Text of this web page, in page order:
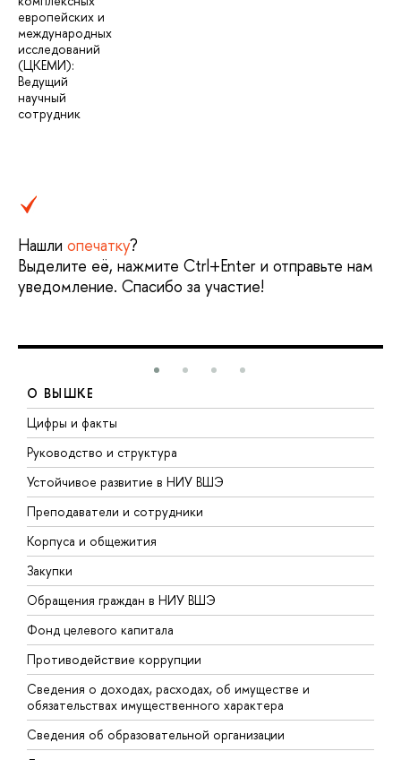
европейских и
международных
исследований
(ЦКЕМИ):
Ведущий
научный
сотрудник
Нашли опечатку?
Выделите её, нажмите Ctrl+Enter и отправьте нам
уведомление. Спасибо за участие!
О ВЫШКЕ
Цифры и факты
Руководство и структура
Устойчивое развитие в НИУ ВШЭ
Преподаватели и сотрудники
Корпуса и общежития
Закупки
Обращения граждан в НИУ ВШЭ
Фонд целевого капитала
Противодействие коррупции
Сведения о доходах, расходах, об имуществе и
обязательствах имущественного характера
Сведения об образовательной организации